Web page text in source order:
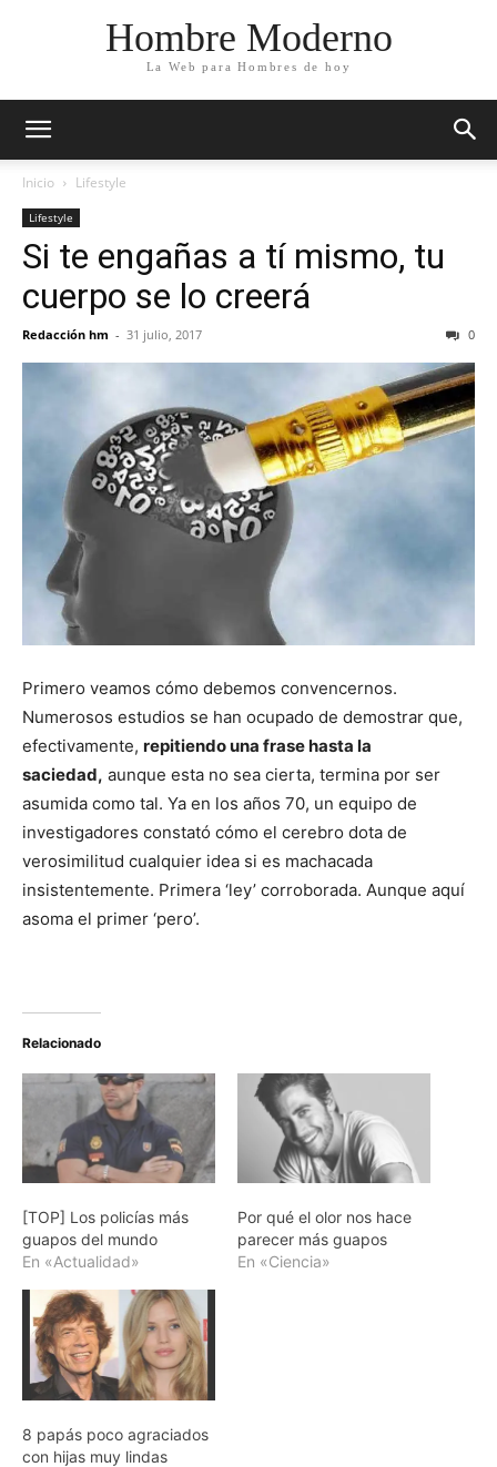
Hombre Moderno
La Web para Hombres de hoy
Inicio Lifestyle
Lifestyle
Si te engañas a tí mismo, tu
cuerpo se lo creerá
Redacción hm - 31 julio, 2017 0
Primero veamos cómo debemos convencernos.
Numerosos estudios se han ocupado de demostrar que,
efectivamente, repitiendo una frase hasta la
saciedad, aunque esta no sea cierta, termina por ser
asumida como tal. Ya en los años 70, un equipo de
investigadores constató cómo el cerebro dota de
verosimilitud cualquier idea si es machacada
insistentemente. Primera ‘ley’ corroborada. Aunque aquí
asoma el primer ‘pero’.
Relacionado
[TOP] Los policías más
guapos del mundo
En «Actualidad»
Por qué el olor nos hace
parecer más guapos
En «Ciencia»
8 papás poco agraciados
con hijas muy lindas